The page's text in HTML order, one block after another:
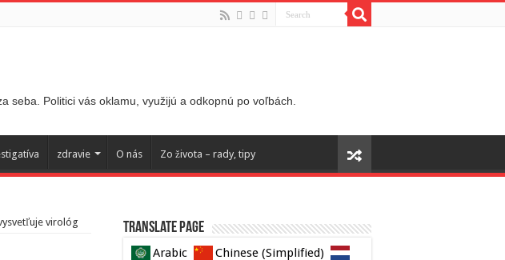
seba. Politici vás oklamu, využijú a odkopnú po voľbách.
zdravie O nás Zo života – rady, tipy
virológ Translate page
Arabic
Chinese (Simplified)